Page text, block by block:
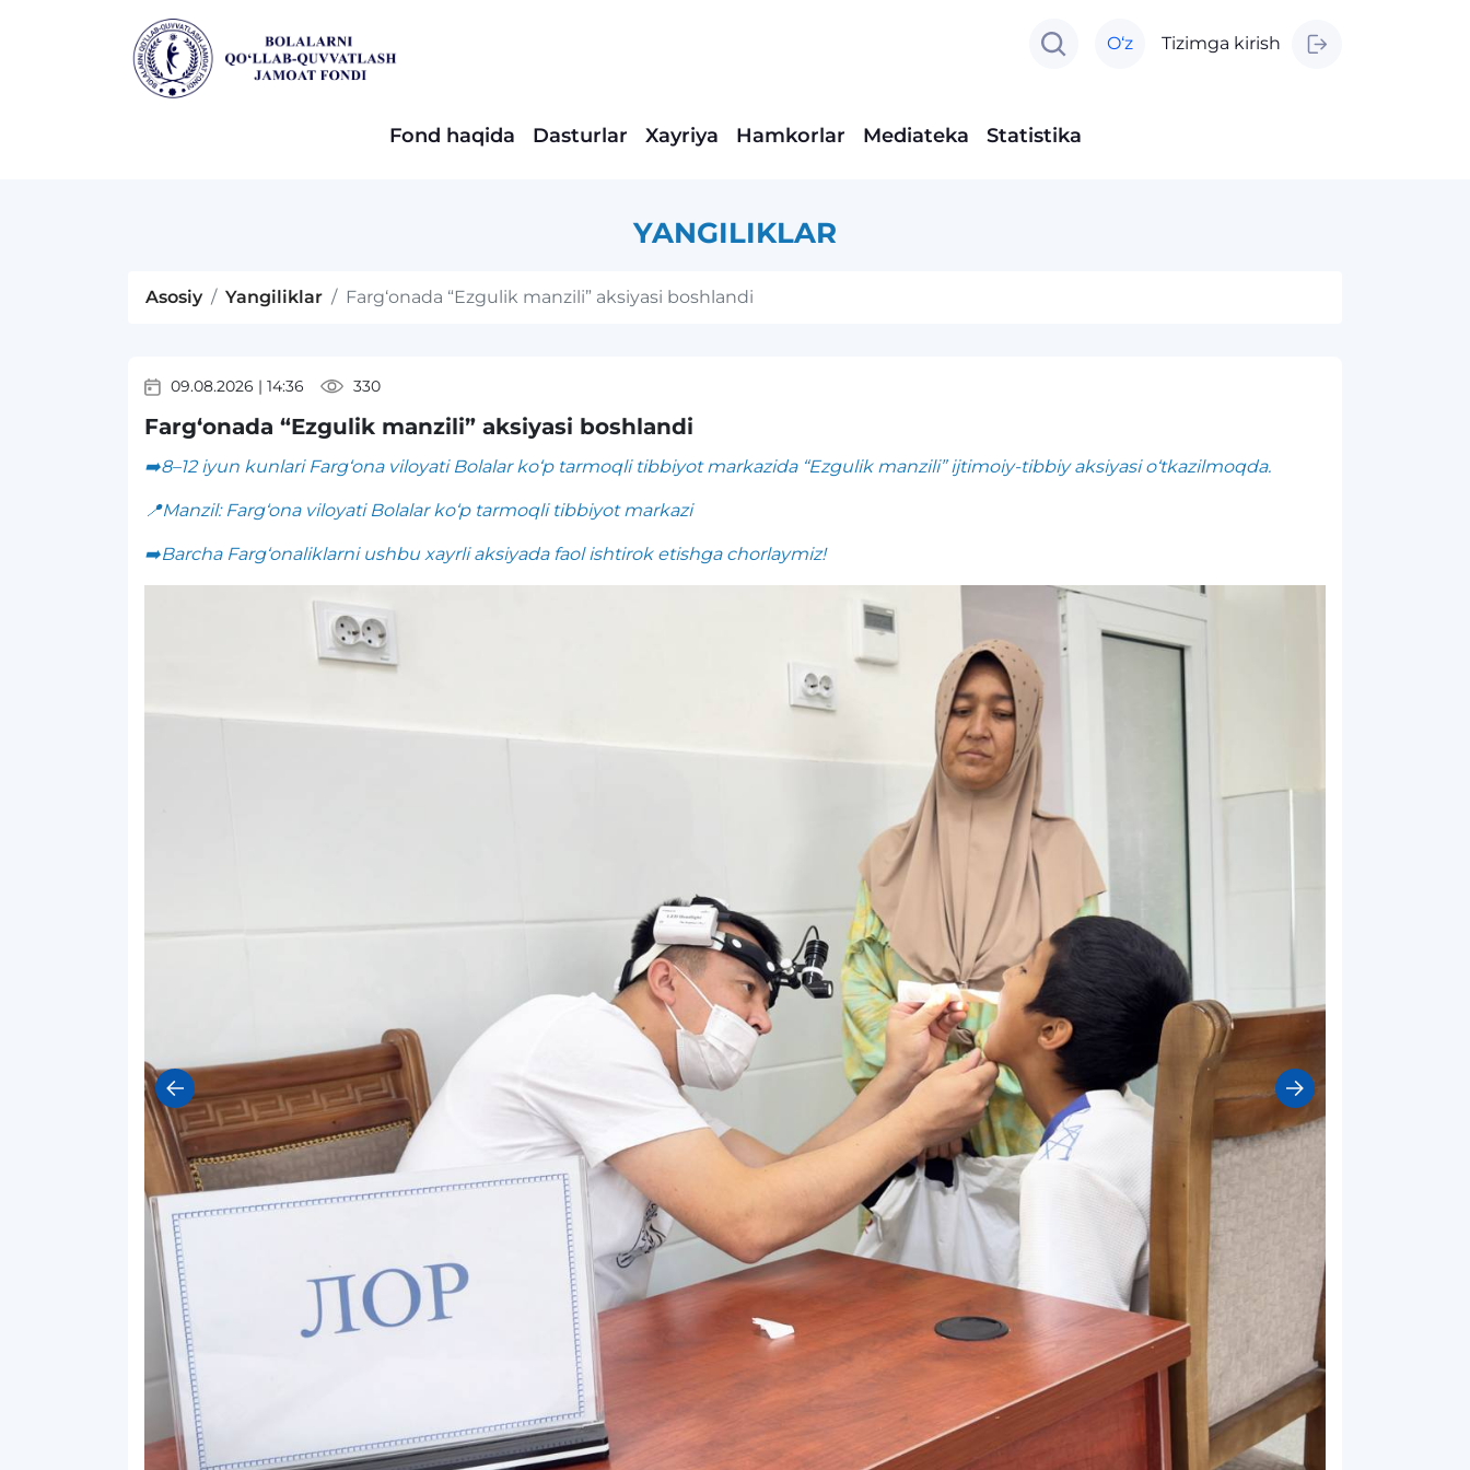
Fond haqida Dasturlar Xayriya Hamkorlar Mediateka Statistika
O‘z Tizimga kirish
YANGILIKLAR
Asosiy Yangiliklar Farg‘onada “Ezgulik manzili” aksiyasi boshlandi
09.08.2026 | 14:36 330
Farg‘onada “Ezgulik manzili” aksiyasi boshlandi
➡️8–12 iyun kunlari Farg‘ona viloyati Bolalar ko‘p tarmoqli tibbiyot markazida “Ezgulik manzili” ijtimoiy-tibbiy aksiyasi o‘tkazilmoqda.
📍Manzil: Farg‘ona viloyati Bolalar ko‘p tarmoqli tibbiyot markazi
➡️Barcha Farg‘onaliklarni ushbu xayrli aksiyada faol ishtirok etishga chorlaymiz!